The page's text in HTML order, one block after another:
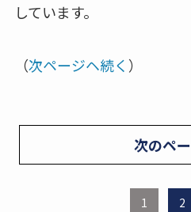
しています。
（次ページヘ続く ）
次のペ
1 2